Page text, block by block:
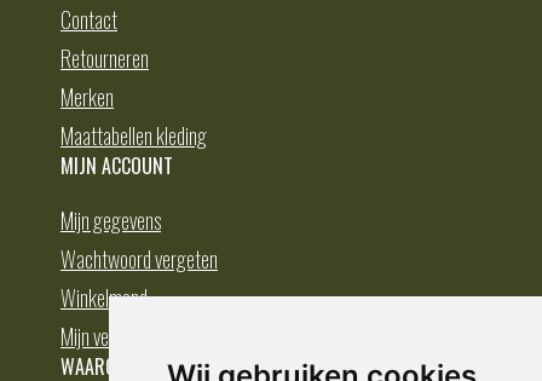
Contact
Retourneren
Merken
Maattabellen kleding
MIJN ACCOUNT
Mijn gegevens
Wachtwoord vergeten
Winkelmand
Mijn verlanglijst
WAAROM BESTELLEN BIJ DEDUMP.NL